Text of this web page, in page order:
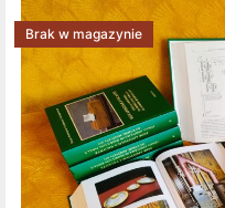
Brak w magazynie